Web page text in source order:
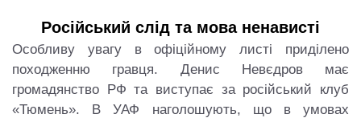
Російський слід та мова ненависті
Особливу увагу в офіційному листі приділено
походженню гравця. Денис Невєдров має
громадянство РФ та виступає за російський клуб
«Тюмень». В УАФ наголошують, що в умовах